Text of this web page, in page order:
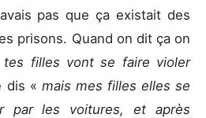
pas que ça existait des
prisons. Quand on dit ça on
tes filles vont se faire violer
dis « mais mes filles elles se
par les voitures, et après